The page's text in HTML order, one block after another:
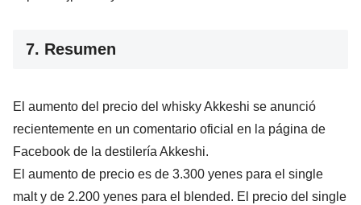
7. Resumen
El aumento del precio del whisky Akkeshi se anunció
recientemente en un comentario oficial en la página de
Facebook de la destilería Akkeshi.
El aumento de precio es de 3.300 yenes para el single
malt y de 2.200 yenes para el blended. El precio del single